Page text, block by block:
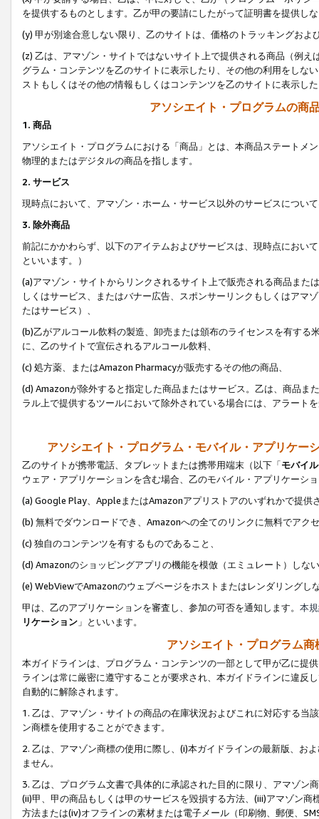
を提供するものとします。乙が甲の要請にしたがって証明書を提供し
(y) 甲が別途合意しない限り、乙のサイトは、価格のトラッキングお
(z) 乙は、アマゾン・サイトではないサイト上で提供される商品（例
グラム・コンテンツを乙のサイトに表示したり、その他の利用をしな
ストもしくはその他の情報もしくはコンテンツを乙のサイトに表示し
アソシエイト・プログラムの商
1. 商品
アソシエイト・プログラムにおける「商品」とは、本商品ステートメ
物理的またはデジタルの商品を指します。
2. サービス
現時点において、アマゾン・ホーム・サービス以外のサービスについ
3. 除外商品
前記にかかわらず、以下のアイテムおよびサービスは、現時点におい
といいます。）
(a)アマゾン・サイトからリンクされるサイト上で販売される商品ま
しくはサービス、またはバナー広告、スポンサーリンクもしくはアマ
たはサービス）、
(b)乙がアルコール飲料の製造、卸売または頒布のライセンスを有す
に、乙のサイトで宣伝されるアルコール飲料、
(c) 処方薬、またはAmazon Pharmacyが販売するその他の商品、
(d) Amazonが除外すると指定した商品またはサービス。乙は、商品ま
ラル上で提供するツールにおいて除外されている場合には、アラート
アソシエイト・プログラム・モバイル・アプリケー
乙のサイトが携帯電話、タブレットまたは携帯用端末（以下「モバイ
ウェア・アプリケーションを含む場合、乙のモバイル・アプリケーシ
(a) Google Play、AppleまたはAmazonアプリストアのいずれかで提供
(b) 無料でダウンロードでき、Amazonへの全てのリンクに無料でアク
(c) 独自のコンテンツを有するものであること、
(d) Amazonのショッピングアプリの機能を模倣（エミュレート）しな
(e) WebViewでAmazonのウェブページをホストまたはレンダリングし
甲は、乙のアプリケーションを審査し、参加の可否を通知します。 本
リケーション 」といいます。
アソシエイト・プログラム
本ガイドラインは、プログラム・コンテンツの一部として甲が乙に提
ラインは常に厳密に遵守することが要求され、本ガイドラインに違反
自動的に解除されます。
1. 乙は、アマゾン・サイトの商品の在庫状況およびこれに対応する
ン商標を使用することができます。
2. 乙は、アマゾン商標の使用に際し、(i)本ガイドラインの最新版、お
ません。
3. 乙は、プログラム文書で具体的に承認された目的に限り、アマゾン
(ii)甲、甲の商品もしくは甲のサービスを毀損する方法、(iii)アマゾン
方法または(iv)オフラインの素材または電子メール（印刷物、郵便、